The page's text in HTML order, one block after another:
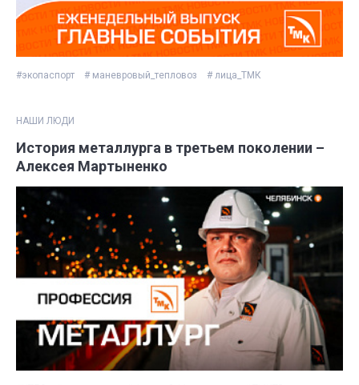
#экопаспорт # маневровый_тепловоз # лица_ТМК
НАШИ ЛЮДИ
История металлурга в третьем поколении –
Алексея Мартыненко